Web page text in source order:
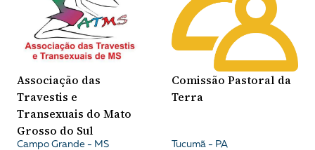
Associação das
Travestis e
Transexuais do Mato
Grosso do Sul
Campo Grande - MS
Comissão Pastoral da
Terra
Tucumã - PA